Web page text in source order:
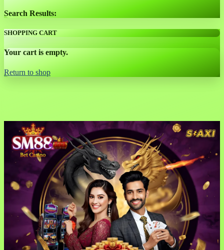
Search Results:
SHOPPING CART
Your cart is empty.
Return to shop